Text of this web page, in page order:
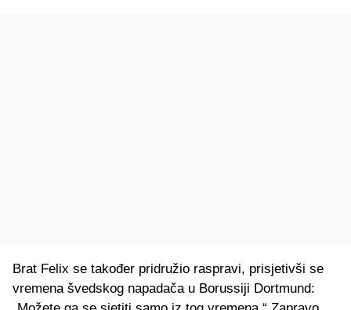
Brat Felix se također pridružio raspravi, prisjetivši se
vremena švedskog napadača u Borussiji Dortmund: